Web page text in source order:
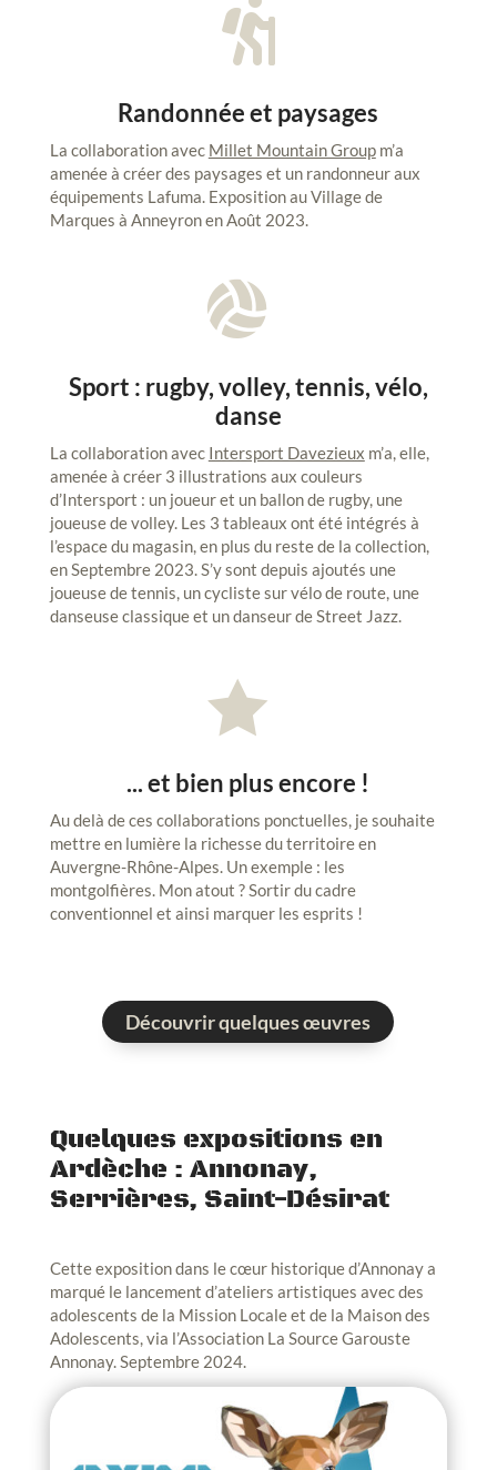

Randonnée et paysages
La collaboration avec Millet Mountain Groupm’a
amenée à créer des paysages et un randonneur aux
équipements Lafuma. Exposition au Village de
Marques à Anneyron en Août 2023.

Sport : rugby, volley, tennis, vélo,
danse
La collaboration avec Intersport Davezieux m’a, elle,
amenée à créer 3 illustrations aux couleurs
d’Intersport : un joueur et un ballon de rugby, une
joueuse de volley. Les 3 tableaux ont été intégrés à
l’espace du magasin, en plus du reste de la collection,
en Septembre 2023. S’y sont depuis ajoutés une
joueuse de tennis, un cycliste sur vélo de route, une
danseuse classique et un danseur de Street Jazz.

... et bien plus encore !
Au delà de ces collaborations ponctuelles, je souhaite
mettre en lumière la richesse du territoire en
Auvergne-Rhône-Alpes. Un exemple : les
montgolfières. Mon atout ? Sortir du cadre
conventionnel et ainsi marquer les esprits !
Découvrir quelques œuvres
Quelques expositions en
Ardèche : Annonay,
Serrières, Saint-Désirat
Cette exposition dans le cœur historique d’Annonay a
marqué le lancement d’ateliers artistiques avec des
adolescents de la Mission Locale et de la Maison des
Adolescents, via l’Association La Source Garouste
Annonay. Septembre 2024.